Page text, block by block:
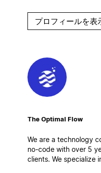
CRM and AI agents.
Enterprise rollouts,
プロフィールを表
The Optimal Flow
We are a technology
no-code with over 5
clients. We specialize